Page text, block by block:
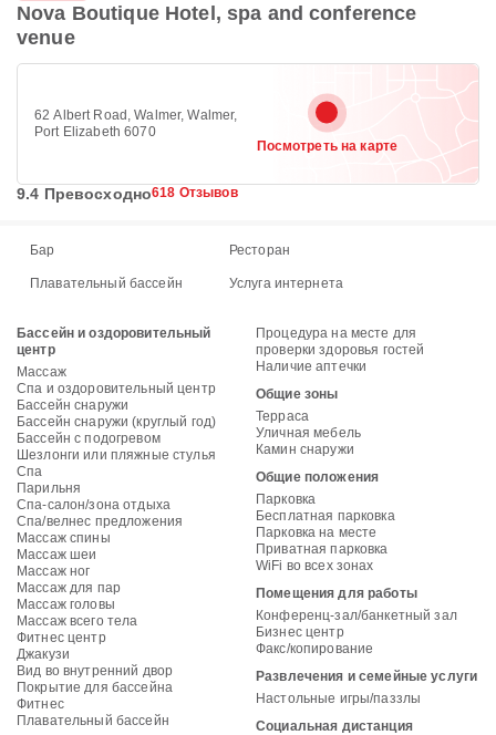
Nova Boutique Hotel, spa and conference
venue
62 Albert Road, Walmer, Walmer,
Port Elizabeth 6070
Посмотреть на карте
9.4 Превосходно618 Отзывов
Бар Ресторан
Плавательный бассейн Услуга интернета
Бассейн и оздоровительный
центр
Массаж
Спа и оздоровительный центр
Бассейн снаружи
Бассейн снаружи (круглый год)
Бассейн с подогревом
Шезлонги или пляжные стулья
Спа
Парильня
Спа-салон/зона отдыха
Спа/велнес предложения
Массаж спины
Массаж шеи
Массаж ног
Массаж для пар
Массаж головы
Массаж всего тела
Фитнес центр
Джакузи
Вид во внутренний двор
Покрытие для бассейна
Фитнес
Плавательный бассейн
Процедура на месте для
проверки здоровья гостей
Наличие аптечки
Общие зоны
Терраса
Уличная мебель
Камин снаружи
Общие положения
Парковка
Бесплатная парковка
Парковка на месте
Приватная парковка
WiFi во всех зонах
Помещения для работы
Конференц-зал/банкетный зал
Бизнес центр
Факс/копирование
Развлечения и семейные услуги
Настольные игры/паззлы
Социальная дистанция